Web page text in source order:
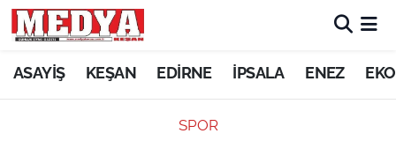
ASAYİŞ KEŞAN EDİRNE İPSALA ENEZ
SPOR
KEŞAN